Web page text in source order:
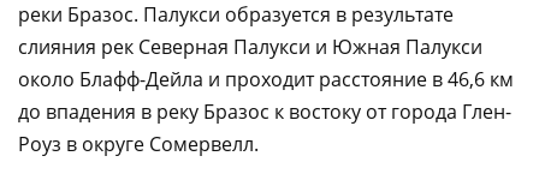
реки Бразос. Палукси образуется в результате
слияния рек Северная Палукси и Южная Палукси
около Блафф-Дейла и проходит расстояние в 46,6 км
до впадения в реку Бразос к востоку от города Глен-
Роуз в округе Сомервелл.